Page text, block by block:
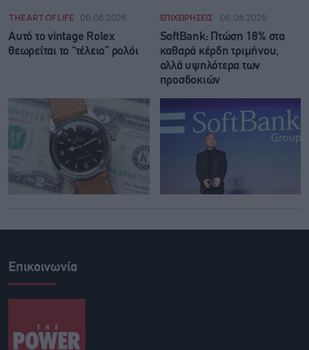
THE ART OF LIFE 06.08.2026
Αυτό το vintage Rolex
θεωρείται το “τέλειο” ρολόι
ΕΠΙΧΕΙΡΗΣΕΙΣ 06.08.2026
SoftBank: Πτώση 18% στα
καθαρά κέρδη τριμήνου,
αλλά υψηλότερα των
προσδοκιών
Επικοινωνία